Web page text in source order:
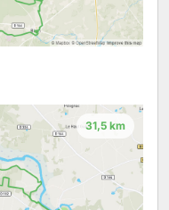
31,5 km